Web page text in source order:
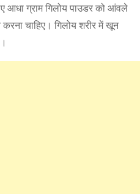
आधा ग्राम गिलोय पाउडर को आंवले
चाहिए। गिलोय शरीर में खून